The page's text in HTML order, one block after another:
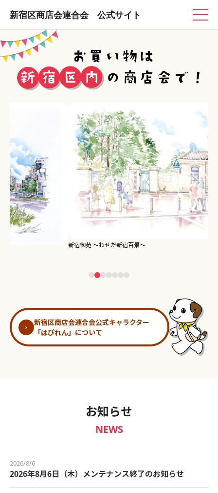
新宿区商店会連合会 公式サイト
新宿御苑 ～わせだ新宿百景～
新宿区商店会連合会公式キャラクター
「はぴれん」について
お知らせ
NEWS
2026/8/6
2026年8月6日（木）メンテナンス終了のお知らせ